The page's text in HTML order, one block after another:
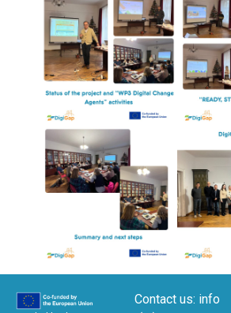
Contact us: info